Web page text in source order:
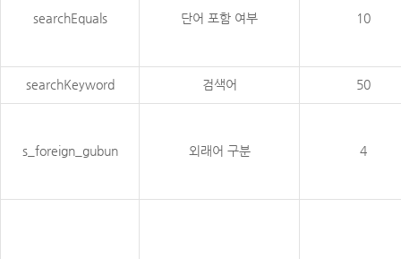
searchEquals 단어 포함 여부 10
searchKeyword 검색어 50
s_foreign_gubun 외래어 구분 4